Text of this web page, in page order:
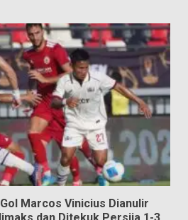
Marcos Vinicius Dianulir